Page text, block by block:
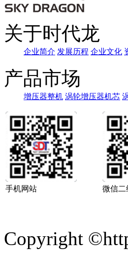
关于时代龙
企业简介 发展历程 企业文化
产品市场
增压器整机 涡轮增压器机芯
手机网站 微信二
Copyright